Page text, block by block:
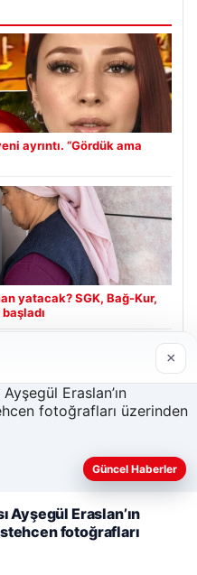
ayrıntı. “Gördük ama
yatacak? SGK, Bağ-Kur,
daha iyi anlayabilmek,
amacıyla çerezler
×
Güncel Haberler
Ayşegül Eraslan’ın
fotoğrafları